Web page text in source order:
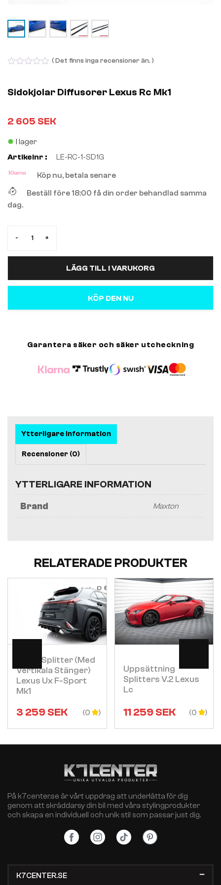
of
5
( Det finns inga recensioner än. )
Sidokjolar Diffusorer Lexus Rc Mk1
2 605 SEK
I lager
Artikelnr :
LE-RC-1-SD1G
Köp nu, betala senare
Beställ före 18:00 få din order behandlad samma
dag.
- +
LÄGG TILL I VARUKORG
KÖP DEN NU
Garantera säker och säker utcheckning
Ytterligare information
Recensioner (0)
YTTERLIGARE INFORMATION
Brand Maxton
RELATERADE PRODUKTER
Bakre Splitter (med
Vertikala Stänger)
Lexus Ux F-Sport
Mk1
3 259SEK (0
Visa
Uppsättning
Splitters V.2 Lexus
Lc
11 259SEK (0
Visa
På k7center.se är vårt uppdrag att underlätta för dig
genom att skräddarsy din bil med våra stylingprodukter
och skapa en individuell och unik stil som passar just dig.
K7CENTER.SE